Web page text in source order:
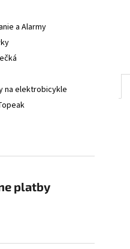
a Alarmy
na elektrobicykle
platby